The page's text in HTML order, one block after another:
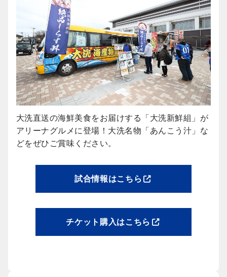
大洗直送の海鮮美食をお届けする「大洗新鮮組」が
アリーナグルメに登場！大洗名物「あんこう汁」な
どをぜひご賞味ください。
試合情報はこちら
チケット購入はこちら